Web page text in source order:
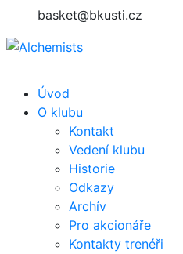
basket@bkusti.cz
Úvod
O klubu
Kontakt
Vedení klubu
Historie
Odkazy
Archív
Pro akcionáře
Kontakty trenéři